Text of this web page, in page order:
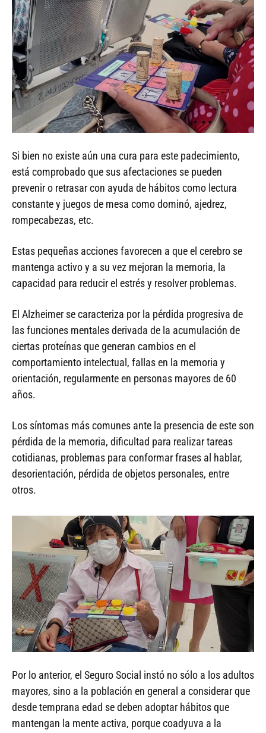
Si bien no existe aún una cura para este padecimiento,
está comprobado que sus afectaciones se pueden
prevenir o retrasar con ayuda de hábitos como lectura
constante y juegos de mesa como dominó, ajedrez,
rompecabezas, etc.
Estas pequeñas acciones favorecen a que el cerebro se
mantenga activo y a su vez mejoran la memoria, la
capacidad para reducir el estrés y resolver problemas.
El Alzheimer se caracteriza por la pérdida progresiva de
las funciones mentales derivada de la acumulación de
ciertas proteínas que generan cambios en el
comportamiento intelectual, fallas en la memoria y
orientación, regularmente en personas mayores de 60
años.
Los síntomas más comunes ante la presencia de este son
pérdida de la memoria, dificultad para realizar tareas
cotidianas, problemas para conformar frases al hablar,
desorientación, pérdida de objetos personales, entre
otros.
Por lo anterior, el Seguro Social instó no sólo a los adultos
mayores, sino a la población en general a considerar que
desde temprana edad se deben adoptar hábitos que
mantengan la mente activa, porque coadyuva a la